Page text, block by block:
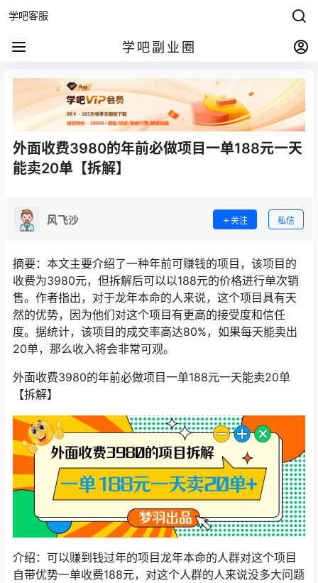
学吧客服
学吧副业圈
外面收费3980的年前必做项目一单188元一天
能卖20单【拆解】
风飞沙 关注 私信
摘要：本文主要介绍了一种年前可赚钱的项目，该项目的
收费为3980元，但拆解后可以以188元的价格进行单次销
售。作者指出，对于龙年本命的人来说，这个项目具有天
然的优势，因为他们对这个项目有更高的接受度和信任
度。据统计，该项目的成交率高达80%，如果每天能卖出
20单，那么收入将会非常可观。
外面收费3980的年前必做项目一单188元一天能卖20单
【拆解】
介绍：可以赚到钱过年的项目龙年本命的人群对这个项目
自带优势一单收费188元，对这个人群的人来说没多大问题